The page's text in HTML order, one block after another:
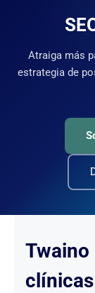
Atraiga más
estrategia de
Twaino